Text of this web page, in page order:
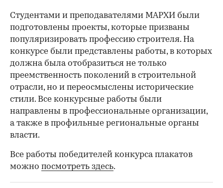
Студентами и преподавателями МАРХИ были
подготовлены проекты, которые призваны
популяризировать профессию строителя. На
конкурсе были представлены работы, в которых
должна была отобразиться не только
преемственность поколений в строительной
отрасли, но и переосмыслены исторические
стили. Все конкурсные работы были
направлены в профессиональные организации,
а также в профильные региональные органы
власти.
Все работы победителей конкурса плакатов
можно посмотреть здесь.